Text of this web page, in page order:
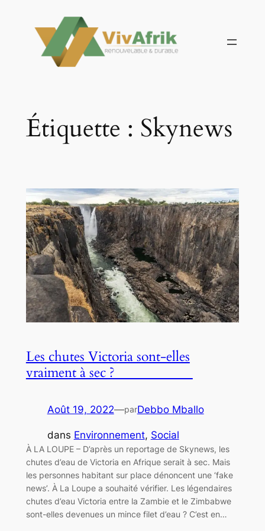
contenu
Étiquette : Skynews
Les chutes Victoria sont-elles
vraiment à sec ?
Août 19, 2022—parDebbo Mballo
dans Environnement, Social
À LA LOUPE – D’après un reportage de Skynews, les
chutes d’eau de Victoria en Afrique serait à sec. Mais
les personnes habitant sur place dénoncent une ‘fake
news’. À La Loupe a souhaité vérifier. Les légendaires
chutes d’eau Victoria entre la Zambie et le Zimbabwe
sont-elles devenues un mince filet d’eau ? C’est en…